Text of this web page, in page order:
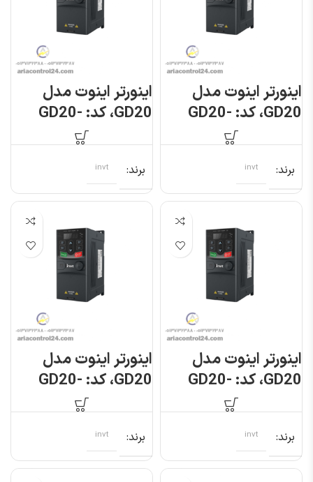
اینورتر اینوت مدل
GD20، کد: GD20-
برند invt
اینورتر اینوت مدل
GD20، کد: GD20-
برند invt
اینورتر اینوت مدل
GD20، کد: GD20-
برند invt
اینورتر اینوت مدل
GD20، کد: GD20-
برند invt